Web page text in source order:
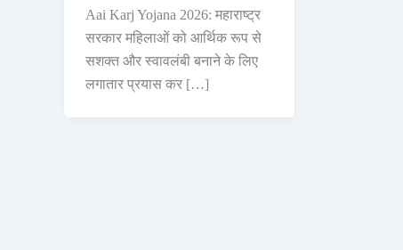
Aai Karj Yojana 2026: महाराष्ट्र
सरकार महिलाओं को आर्थिक रूप से
सशक्त और स्वावलंबी बनाने के लिए
लगातार प्रयास कर […]